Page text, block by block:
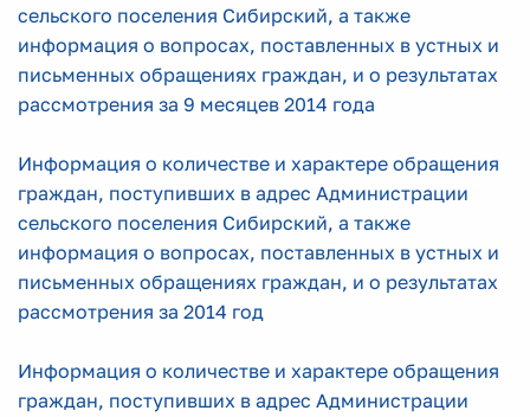
сельского поселения Сибирский, а также
информация о вопросах, поставленных в устных и
письменных обращениях граждан, и о результатах
рассмотрения за 9 месяцев 2014 года
Информация о количестве и характере обращения
граждан, поступивших в адрес Администрации
сельского поселения Сибирский, а также
информация о вопросах, поставленных в устных и
письменных обращениях граждан, и о результатах
рассмотрения за 2014 год
Информация о количестве и характере обращения
граждан, поступивших в адрес Администрации